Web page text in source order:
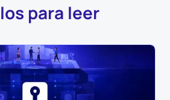
para leer